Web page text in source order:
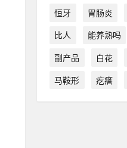
恒牙
胃肠炎
比人
能养熟吗
副产品
白花
马鞍形
疙瘩